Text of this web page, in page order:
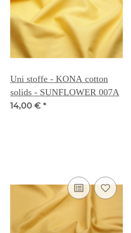
Uni stoffe - KONA cotton
solids - SUNFLOWER 007A
14,00 € *